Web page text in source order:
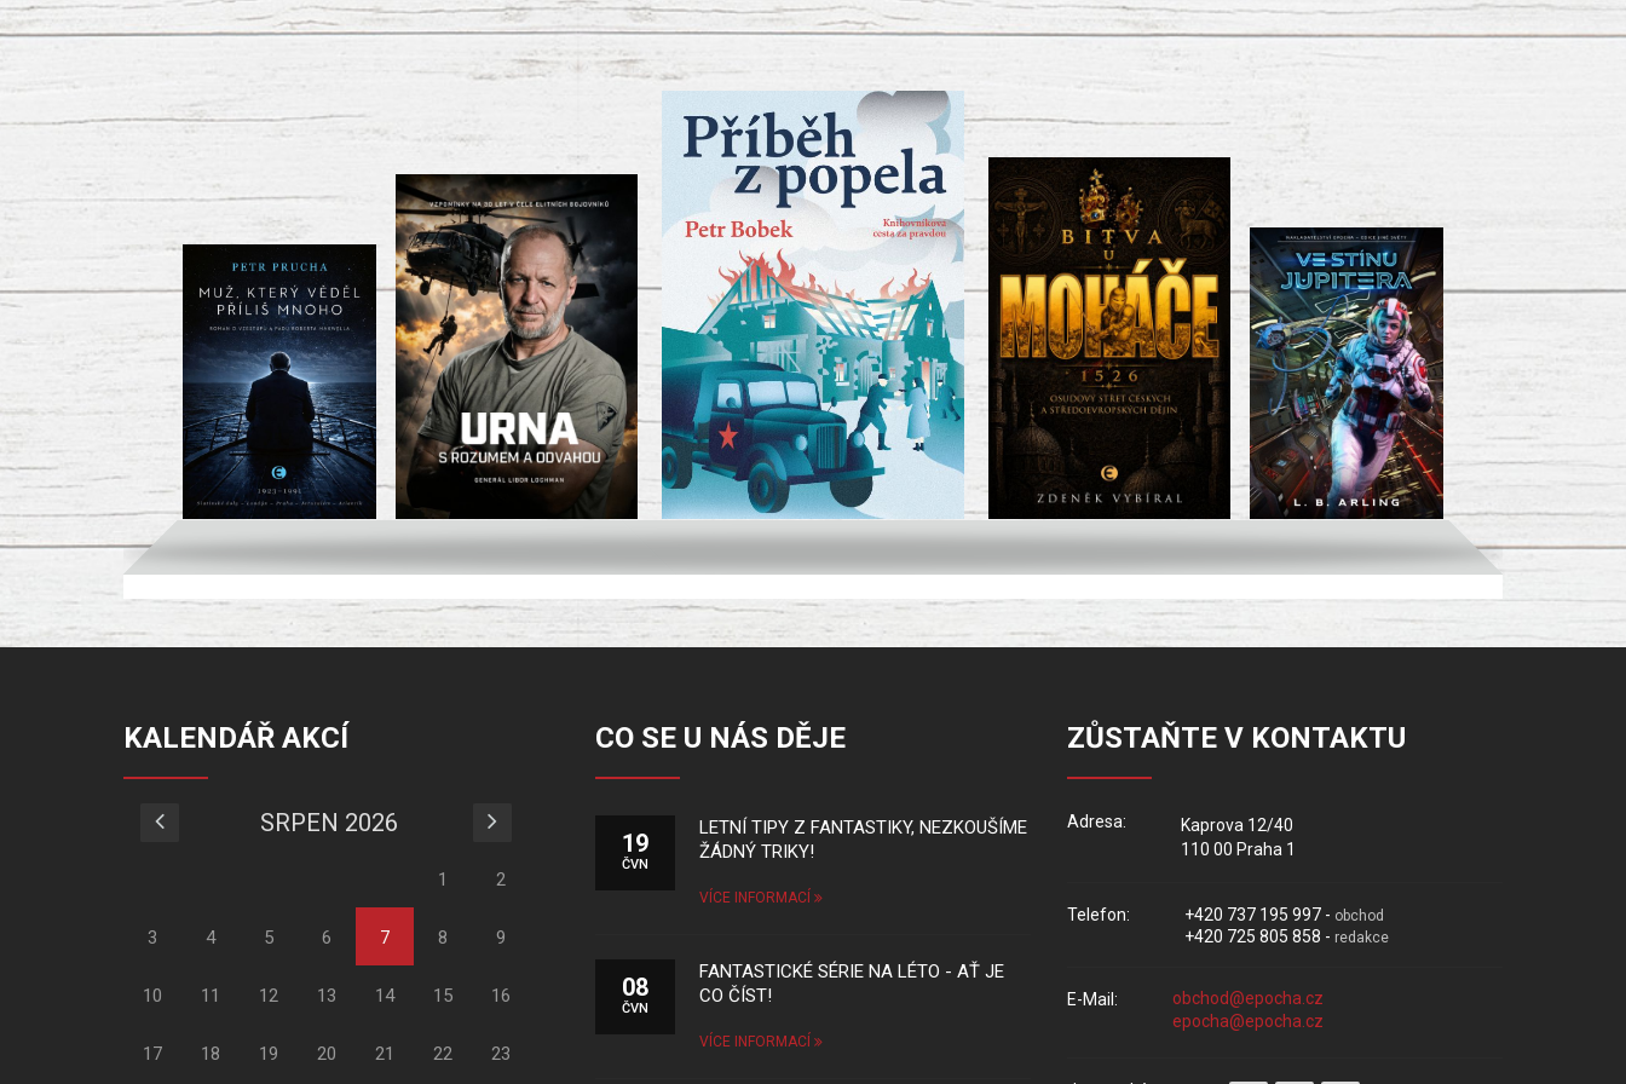
KALENDÁŘ AKCÍ
SRPEN 2026
1 2
3 4 5 6 7 8 9
10 11 12 13 14 15 16
17 18 19 20 21 22 23
CO SE U NÁS DĚJE
19
ČVN
LETNÍ TIPY Z FANTASTIKY, NEZKOUŠÍME
ŽÁDNÝ TRIKY!
VÍCE INFORMACÍ
08
ČVN
FANTASTICKÉ SÉRIE NA LÉTO - AŤ JE
CO ČÍST!
VÍCE INFORMACÍ
ZŮSTAŇTE V KONTAKTU
Adresa:
Kaprova 12/40
110 00 Praha 1
Telefon: +420 737 195 997 - obchod
+420 725 805 858 - redakce
E-Mail: